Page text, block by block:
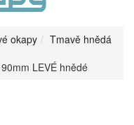
okapy
Tmavě hnědá
LEVÉ hnědé